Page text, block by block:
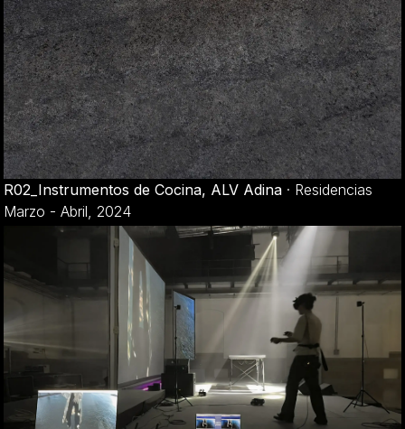
R02_Instrumentos de Cocina, ALV Adina · Residencias
Marzo - Abril, 2024